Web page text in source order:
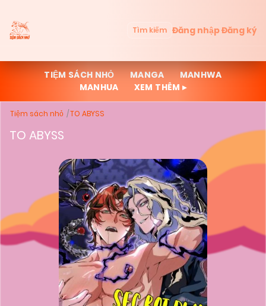
Tìm kiếm Đăng nhậpĐăng ký
TIỆM SÁCH NHỎ MANGA
MANHWA
MANHUA
XEM THÊM ▸
Tiệm sách nhỏ TO ABYSS
TO ABYSS